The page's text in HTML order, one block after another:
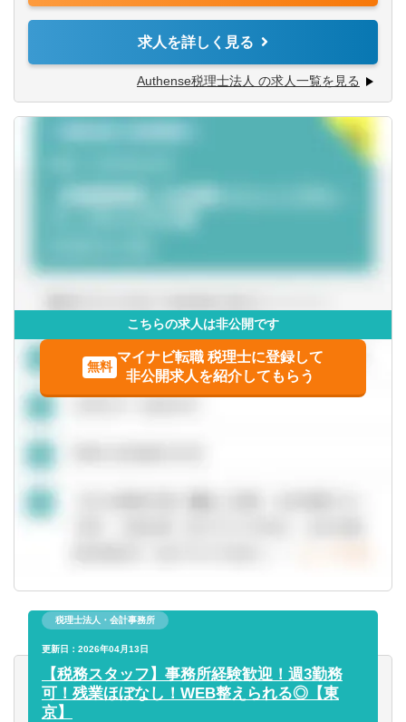
■分からないことを自身で調べたり周囲に聞く事ができる方
その他関連業務についてもご依頼する可能性がございま
※基本的には事務所かご自宅、セキュリティの確保できる
求人を詳しく見る
Authense税理士法人 の求人一覧を見る
こちらの求人は非公開です
無料
マイナビ転職 税理士に登録して
非公開求人を紹介してもらう
税理士法人・会計事務所
更新日：2026年04月13日
【税務スタッフ】事務所経験歓迎！週3勤務
可！残業ほぼなし！WEB整えられる◎【東
京】
鹿児島県 沖縄県